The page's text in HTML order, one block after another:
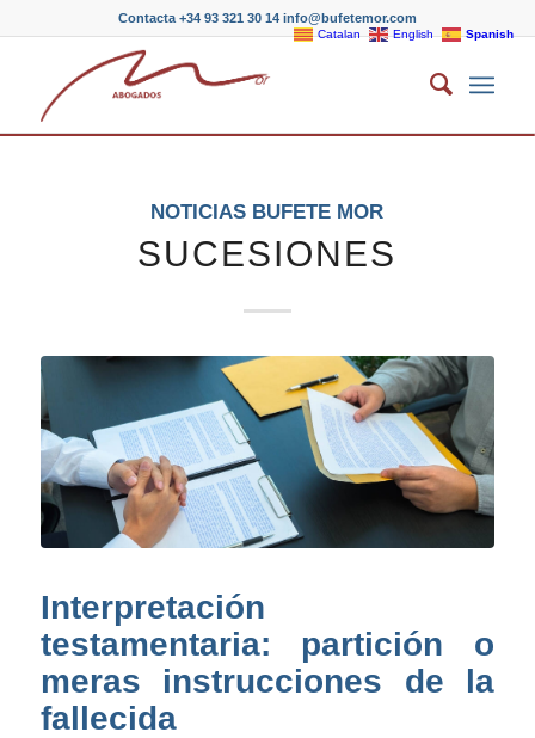
Contacta +34 93 321 30 14 info@bufetemor.com
NOTICIAS BUFETE MOR
SUCESIONES
Interpretación
testamentaria: partición o
meras instrucciones de la
fallecida
Catalan English Spanish